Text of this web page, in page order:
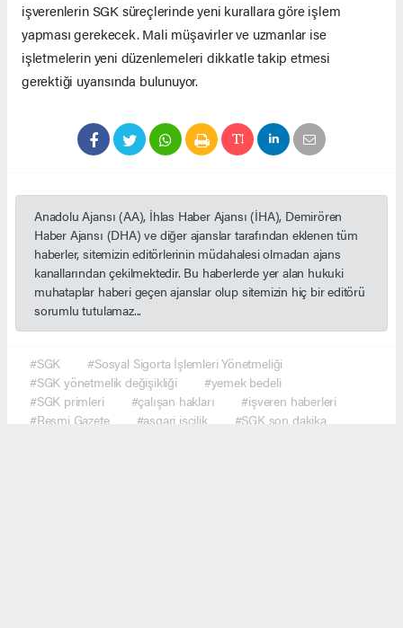
işverenlerin SGK süreçlerinde yeni kurallara göre işlem
yapması gerekecek. Mali müşavirler ve uzmanlar ise
işletmelerin yeni düzenlemeleri dikkatle takip etmesi
gerektiği uyarısında bulunuyor.
Anadolu Ajansı (AA), İhlas Haber Ajansı (İHA), Demirören
Haber Ajansı (DHA) ve diğer ajanslar tarafından eklenen tüm
haberler, sitemizin editörlerinin müdahalesi olmadan ajans
kanallarından çekilmektedir. Bu haberlerde yer alan hukuki
muhataplar haberi geçen ajanslar olup sitemizin hiç bir editörü
sorumlu tutulamaz...
#SGK
#Sosyal Sigorta İşlemleri Yönetmeliği
#SGK yönetmelik değişikliği
#yemek bedeli
#SGK primleri
#çalışan hakları
#işveren haberleri
#Resmi Gazete
#asgari işçilik
#SGK son dakika